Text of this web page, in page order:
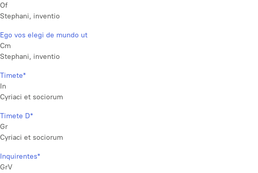
Of
Stephani, inventio
Ego vos elegi de mundo ut
Cm
Stephani, inventio
Timete*
In
Cyriaci et sociorum
Timete D*
Gr
Cyriaci et sociorum
Inquirentes*
GrV